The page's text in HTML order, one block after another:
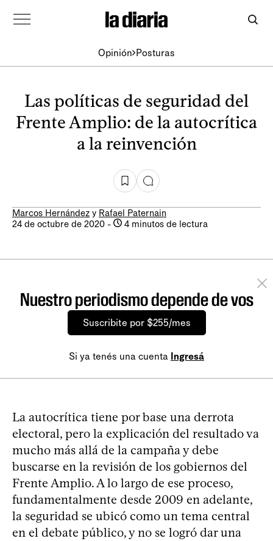
Opinión Posturas
Las políticas de seguridad del
Frente Amplio: de la autocrítica
a la reinvención
Marcos Hernández y Rafael Paternain
24 de octubre de 2020 - 4 minutos de lectura
Nuestro periodismo depende de vos
Suscribite por $255/mes
Si ya tenés una cuenta Ingresá
La autocrítica tiene por base una derrota
electoral, pero la explicación del resultado va
mucho más allá de la campaña y debe
buscarse en la revisión de los gobiernos del
Frente Amplio. A lo largo de ese proceso,
fundamentalmente desde 2009 en adelante,
la seguridad se ubicó como un tema central
en el debate público, y no se logró dar una